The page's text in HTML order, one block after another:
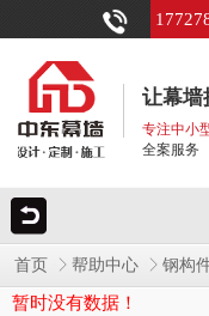
让幕墙
专注中小
全案服务
首页 帮助中心 钢构
暂时没有数据！